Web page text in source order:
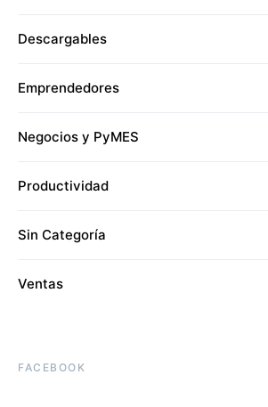
Descargables
Emprendedores
Negocios y PyMES
Productividad
Sin Categoría
Ventas
FACEBOOK